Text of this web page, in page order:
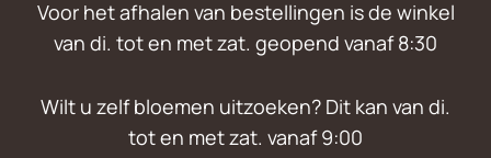
Voor het afhalen van bestellingen is de winkel
van di. tot en met zat. geopend vanaf 8:30
Wilt u zelf bloemen uitzoeken? Dit kan van di.
tot en met zat. vanaf 9:00